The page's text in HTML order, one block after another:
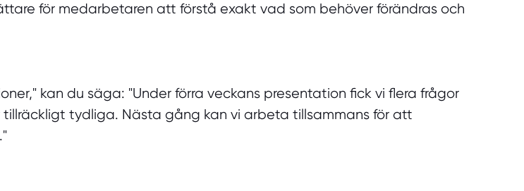
för medarbetaren att förstå exakt vad som behöver förändras och
kan du säga: "Under förra veckans presentation fick vi flera frågor
tydliga. Nästa gång kan vi arbeta tillsammans för att